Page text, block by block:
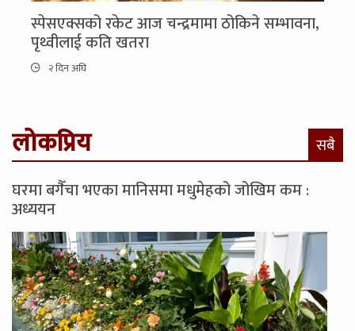
स्पेसएक्सको रकेट आज चन्द्रमामा ठोकिने सम्भावना,
पृथ्वीलाई कति खतरा
२ दिन अघि
लोकप्रिय सबै
घरमा बगैँचा भएका मानिसमा मधुमेहको जोखिम कम :
अध्ययन